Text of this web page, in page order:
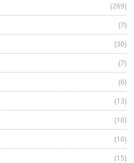
(269)
(7)
(30)
(7)
(6)
(13)
(10)
(10)
(15)